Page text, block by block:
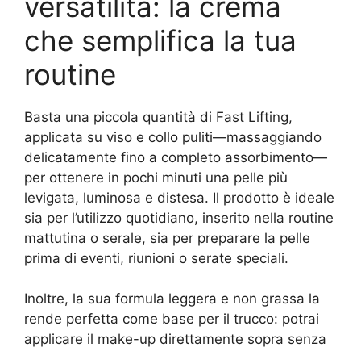
che semplifica la tua
routine
Basta una piccola quantità di Fast Lifting,
applicata su viso e collo puliti—massaggiando
delicatamente fino a completo assorbimento—
per ottenere in pochi minuti una pelle più
levigata, luminosa e distesa. Il prodotto è ideale
sia per l’utilizzo quotidiano, inserito nella routine
mattutina o serale, sia per preparare la pelle
prima di eventi, riunioni o serate speciali.
Inoltre, la sua formula leggera e non grassa la
rende perfetta come base per il trucco: potrai
applicare il make-up direttamente sopra senza